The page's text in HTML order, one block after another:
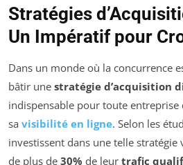
Stratégies
Un Impératif pour
Dans un monde où la concurrence
bâtir une stratégie d’acquisition
indispensable pour toute
sa visibilité en ligne. Selon les
investissent dans une telle
de plus de 30% de leur trafic